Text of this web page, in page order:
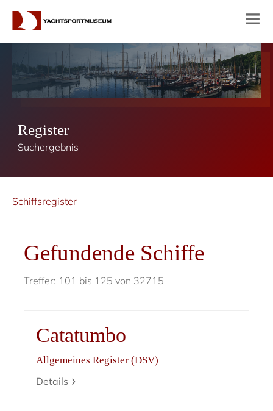
Register
Suchergebnis
Schiffsregister
Gefundende Schiffe
Treffer: 101 bis 125 von 32715
Catatumbo
Allgemeines Register (DSV)
Details